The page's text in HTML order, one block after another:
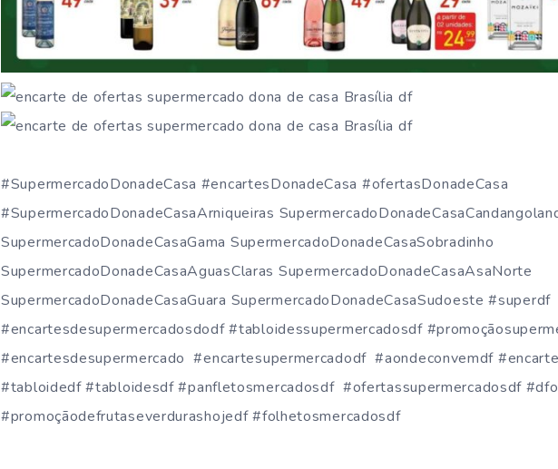
#SupermercadoDonadeCasa #encartesDonadeCasa #ofertasDonadeCasa
#SupermercadoDonadeCasaArniqueiras
SupermercadoDonadeCasaGama SupermercadoDonadeCasaSobradinho
SupermercadoDonadeCasaAguasClaras SupermercadoDonadeCasaAsaNorte
SupermercadoDonadeCasaGuara SupermercadoDonadeCasaSudoeste #superdf
#encartesdesupermercadosdodf #tabloidessupermercadosdf
#encartesdesupermercado #encartesupermercadodf #aondeconvemdf
#tabloidedf #tabloidesdf #panfletosmercadosdf #ofertassupermercadosdf
#promoçãodefrutaseverdurashojedf #folhetosmercadosdf